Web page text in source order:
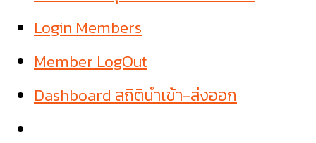
Login Members
Member LogOut
Dashboard สถิตินำเข้า-ส่งออก